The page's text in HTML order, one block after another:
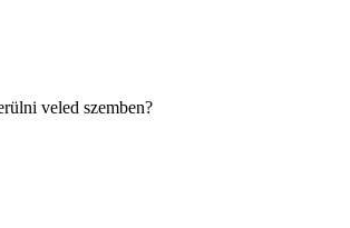
veled szemben?